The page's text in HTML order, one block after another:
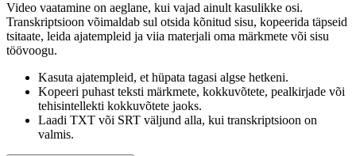
Video vaatamine on aeglane, kui vajad ainult kasulikke osi.
Transkriptsioon võimaldab sul otsida kõnitud sisu, kopeerida täpseid
tsitaate, leida ajatempleid ja viia materjali oma märkmete või sisu
töövoogu.
Kasuta ajatempleid, et hüpata tagasi algse hetkeni.
Kopeeri puhast teksti märkmete, kokkuvõtete, pealkirjade või
tehisintellekti kokkuvõtete jaoks.
Laadi TXT või SRT väljund alla, kui transkriptsioon on
valmis.